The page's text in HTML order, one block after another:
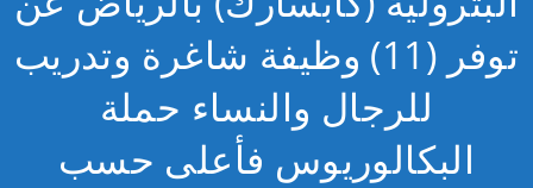
توفر (11) وظيفة شاغرة وتدريب
للرجال والنساء حملة
البكالوريوس فأعلى حسب